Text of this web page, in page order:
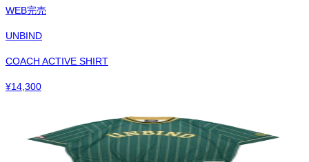
WEB完売
UNBIND
COACH ACTIVE SHIRT
¥14,300